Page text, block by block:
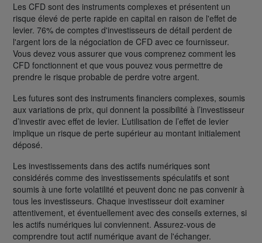
Les CFD sont des instruments complexes et présentent un
risque élevé de perte rapide en capital en raison de l'effet de
levier. 76% de comptes d'investisseurs de détail perdent de
l'argent lors de la négociation de CFD avec ce fournisseur.
Vous devez vous assurer que vous comprenez comment les
CFD fonctionnent et que vous pouvez vous permettre de
prendre le risque probable de perdre votre argent.
Les futures sont des instruments financiers complexes, soumis
aux variations de prix, qui donnent la possibilité à l’investisseur
d’investir avec effet de levier. L’utilisation de l’effet de levier
implique un risque de perte supérieur au montant initialement
déposé.
Les investissements dans des actifs numériques sont
considérés comme des investissements spéculatifs et sont
soumis à une forte volatilité et peuvent donc ne pas convenir à
tous les investisseurs. Chaque investisseur doit examiner
attentivement, et éventuellement avec des conseils externes, si
les actifs numériques lui conviennent. Assurez-vous de
comprendre tout actif numérique avant de l'échanger.